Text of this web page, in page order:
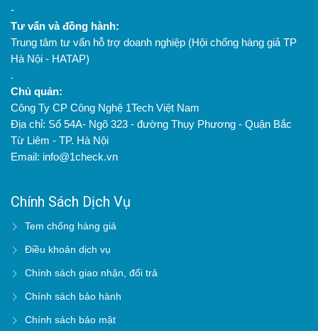
-
Tư vấn và đồng hành:
Trung tâm tư vấn hỗ trợ doanh nghiệp (Hội chống hàng giả TP
Hà Nội - HATAP)
.
Chủ quản:
Công Ty CP Công Nghệ 1Tech Việt Nam
Địa chỉ: Số 54A- Ngõ 323 - đường Thụy Phương - Quận Bắc
Từ Liêm - TP. Hà Nội
Email: info@1check.vn
Chính Sách Dịch Vụ
Tem chống hàng giả
Điều khoản dịch vụ
Chính sách giao nhận, đổi trả
Chính sách bảo hành
Chính sách bảo mật